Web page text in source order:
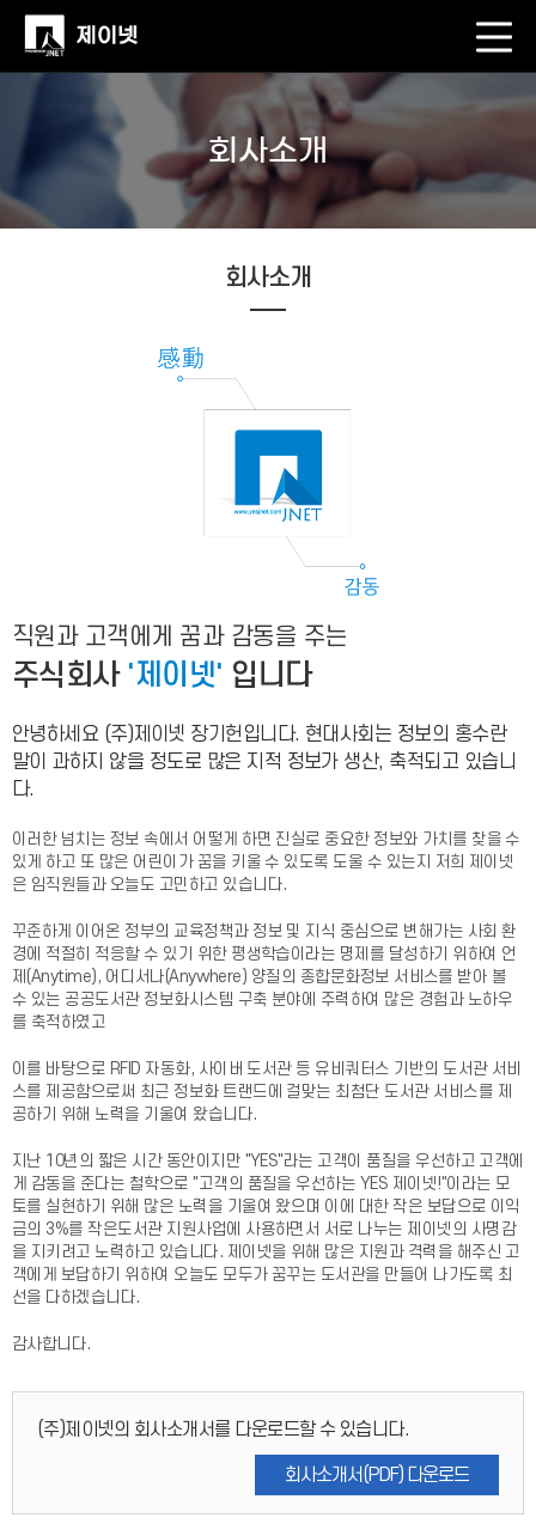
회사소개
회사소개
직원과 고객에게 꿈과 감동을 주는
주식회사 '제이넷' 입니다
안녕하세요 (주)제이넷 장기헌입니다. 현대사회는 정보의 홍수란
말이 과하지 않을 정도로 많은 지적 정보가 생산, 축적되고 있습니
다.
이러한 넘치는 정보 속에서 어떻게 하면 진실로 중요한 정보와 가치를 찾을 수
있게 하고 또 많은 어린이가 꿈을 키울 수 있도록 도울 수 있는지 저희 제이넷
은 임직원들과 오늘도 고민하고 있습니다.
꾸준하게 이어온 정부의 교육정책과 정보 및 지식 중심으로 변해가는 사회 환
경에 적절히 적응할 수 있기 위한 평생학습이라는 명제를 달성하기 위하여 언
제(Anytime), 어디서나(Anywhere) 양질의 종합문화정보 서비스를 받아 볼
수 있는 공공도서관 정보화시스템 구축 분야에 주력하여 많은 경험과 노하우
를 축적하였고
이를 바탕으로 RFID 자동화, 사이버 도서관 등 유비쿼터스 기반의 도서관 서비
스를 제공함으로써 최근 정보화 트랜드에 걸맞는 최첨단 도서관 서비스를 제
공하기 위해 노력을 기울여 왔습니다.
지난 10년의 짧은 시간 동안이지만 "YES"라는 고객이 품질을 우선하고 고객에
게 감동을 준다는 철학으로 "고객의 품질을 우선하는 YES 제이넷!"이라는 모
토를 실현하기 위해 많은 노력을 기울여 왔으며 이에 대한 작은 보답으로 이익
금의 3%를 작은도서관 지원사업에 사용하면서 서로 나누는 제이넷의 사명감
을 지키려고 노력하고 있습니다. 제이넷을 위해 많은 지원과 격력을 해주신 고
객에게 보답하기 위하여 오늘도 모두가 꿈꾸는 도서관을 만들어 나가도록 최
선을 다하겠습니다.
감사합니다.
(주)제이넷의 회사소개서를 다운로드할 수 있습니다.
회사소개서(PDF) 다운로드